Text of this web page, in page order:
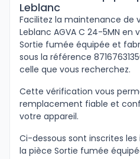
Leblanc
Facilitez la maintenance de
Leblanc AGVA C 24-5MN en
Sortie fumée équipée et
sous la référence
celle que vous recherchez.
Cette vérification vous
remplacement fiable et
votre appareil.
Ci-dessous sont inscrites
la pièce Sortie fumée